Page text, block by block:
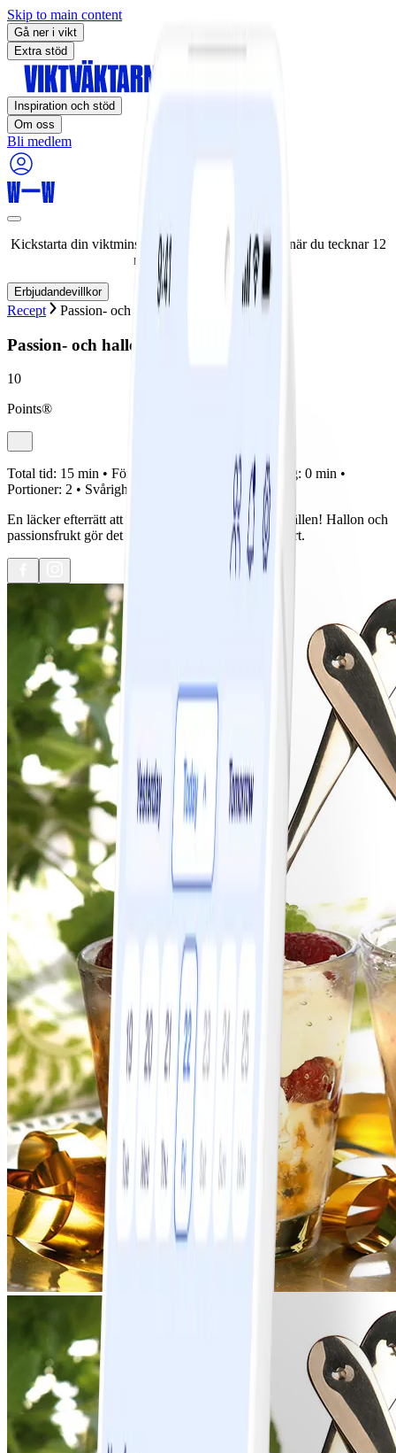
Skip to main content
Gå ner i vikt
Extra stöd
Inspiration och stöd
Om oss
Bli medlem
Kickstarta din viktminskningsresa nu! Spara 50% när du tecknar 12
månaders medlemskap.
Erbjudandevillkor
Recept Passion- och hallonswiss
Passion- och hallonswiss
10
Points®
Total tid: 15 min • Förberedelse: 15 min • Tillagning: 0 min •
Portioner: 2 • Svårighetsgrad:
En läcker efterrätt att bjuda på vid lite festligare tillfällen! Hallon och
passionsfrukt gör det till en fräsch och somrig dessert.